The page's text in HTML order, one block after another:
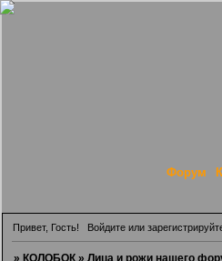
Форум
Привет, Гость! Войдитеили
»КОЛОБОК »Лица и рожи нашего